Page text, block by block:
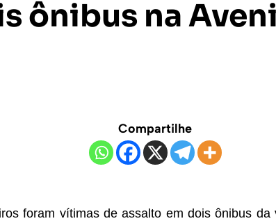
ônibus na
Compartilhe
foram vítimas de assalto em dois ônibus da